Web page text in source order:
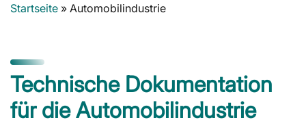
Startseite » Automobilindustrie
Technische Dokumentation
für die Automobilindustrie